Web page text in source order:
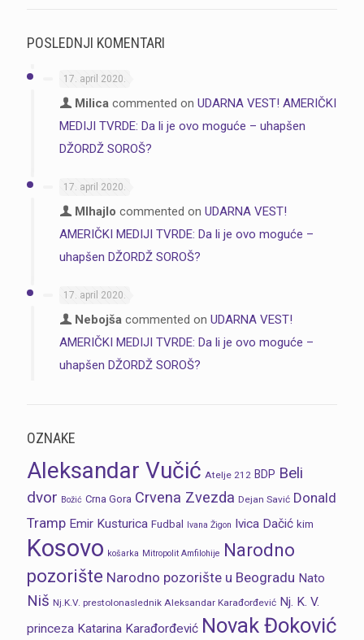
POSLEDNJI KOMENTARI
17. april 2020.
Milica commented on UDARNA VEST! AMERIČKI
MEDIJI TVRDE: Da li je ovo moguće – uhapšen
DŽORDŽ SOROŠ?
17. april 2020.
MIhajlo commented on UDARNA VEST!
AMERIČKI MEDIJI TVRDE: Da li je ovo moguće –
uhapšen DŽORDŽ SOROŠ?
17. april 2020.
Nebojša commented on UDARNA VEST!
AMERIČKI MEDIJI TVRDE: Da li je ovo moguće –
uhapšen DŽORDŽ SOROŠ?
OZNAKE
Aleksandar Vučić Atelje 212 BDP Beli
dvor Božić Crna Gora Crvena Zvezda Dejan Savić Donald
Tramp Emir Kusturica Fudbal Ivana Žigon Ivica Dačić kim
Kosovo košarka Mitropolit Amfilohije Narodno
pozorište Narodno pozorište u Beogradu Nato
Niš Nj.K.V. prestolonaslednik Aleksandar Karađorđević Nj. K. V.
princeza Katarina Karađorđević Novak Đoković